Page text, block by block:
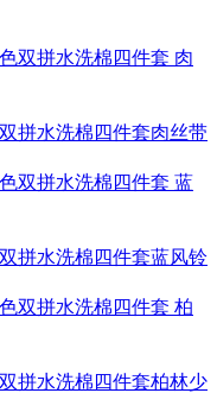
拼水洗棉四件套肉丝带
拼水洗棉四件套蓝风铃
拼水洗棉四件套柏林少